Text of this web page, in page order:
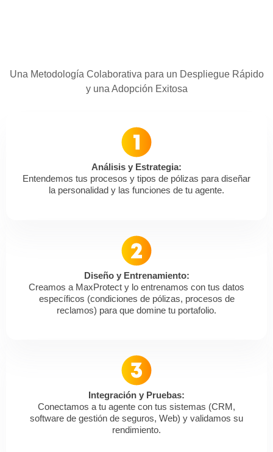
Una Metodología Colaborativa para un Despliegue Rápido
y una Adopción Exitosa
Análisis y Estrategia:
Entendemos tus procesos y tipos de pólizas para diseñar
la personalidad y las funciones de tu agente.
Diseño y Entrenamiento:
Creamos a MaxProtect y lo entrenamos con tus datos
específicos (condiciones de pólizas, procesos de
reclamos) para que domine tu portafolio.
Integración y Pruebas:
Conectamos a tu agente con tus sistemas (CRM,
software de gestión de seguros, Web) y validamos su
rendimiento.